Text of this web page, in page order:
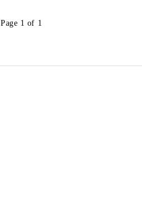
Page 1 of 1